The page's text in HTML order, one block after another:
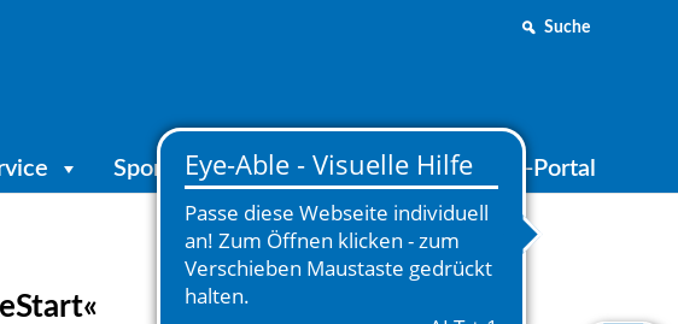
Suche
Sportjugend Medien Online-Portal